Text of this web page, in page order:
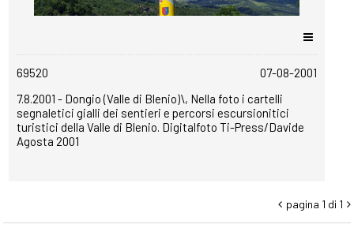
69520
07-08-2001
7.8.2001 - Dongio (Valle di Blenio)\, Nella foto i cartelli
segnaletici gialli dei sentieri e percorsi escursionitici
turistici della Valle di Blenio. Digitalfoto Ti-Press/Davide
Agosta 2001
 pagina 1 di 1 